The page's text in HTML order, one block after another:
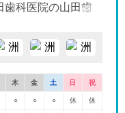
木 金 土 日 祝
○ ○ ○ 休 休